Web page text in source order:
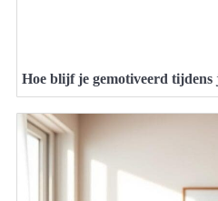
Hoe blijf je gemotiveerd tijdens